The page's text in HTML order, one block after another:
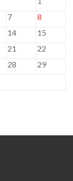
7
8
14
15
21
22
28
29